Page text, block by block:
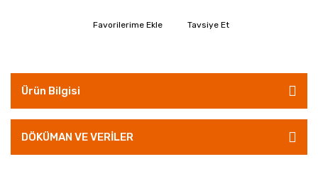
Tavsiye Et
Ürün Bilgisi
DÖKÜMAN VE VERİLER